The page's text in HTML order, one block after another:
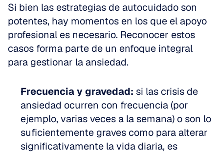
Si bien las estrategias de autocuidado son
potentes, hay momentos en los que el apoyo
profesional es necesario. Reconocer estos
casos forma parte de un enfoque integral
para gestionar la ansiedad.
Frecuencia y gravedad: si las crisis de
ansiedad ocurren con frecuencia (por
ejemplo, varias veces a la semana) o son lo
suficientemente graves como para alterar
significativamente la vida diaria, es